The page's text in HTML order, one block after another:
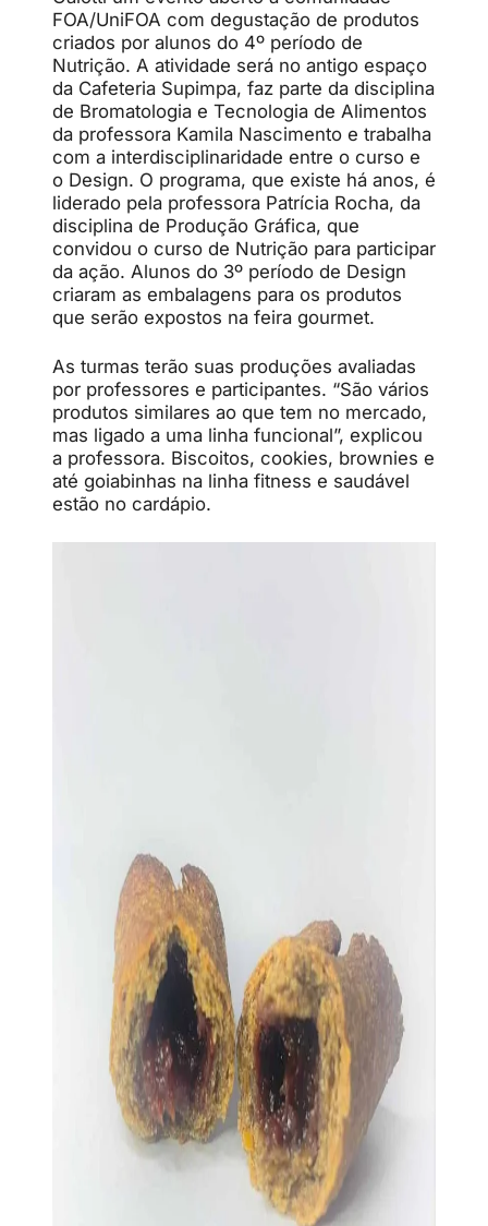
FOA/UniFOA com degustação de produtos
criados por alunos do 4º período de
Nutrição. A atividade será no antigo espaço
da Cafeteria Supimpa, faz parte da disciplina
de Bromatologia e Tecnologia de Alimentos
da professora Kamila Nascimento e trabalha
com a interdisciplinaridade entre o curso e
o Design. O programa, que existe há anos, é
liderado pela professora Patrícia Rocha, da
disciplina de Produção Gráfica, que
convidou o curso de Nutrição para participar
da ação. Alunos do 3º período de Design
criaram as embalagens para os produtos
que serão expostos na feira gourmet.
As turmas terão suas produções avaliadas
por professores e participantes. “São vários
produtos similares ao que tem no mercado,
mas ligado a uma linha funcional”, explicou
a professora. Biscoitos, cookies, brownies e
até goiabinhas na linha fitness e saudável
estão no cardápio.